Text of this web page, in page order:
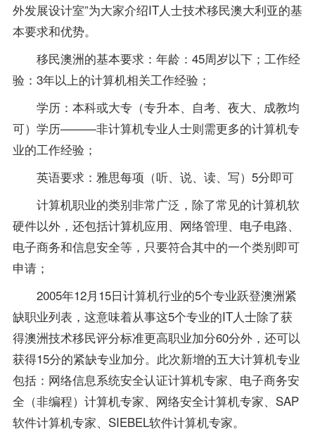
外发展设计室”为大家介绍IT人士技术移民澳大利亚的基
本要求和优势。
移民澳洲的基本要求：年龄：45周岁以下；工作经
验：3年以上的计算机相关工作经验；
学历：本科或大专（专升本、自考、夜大、成教均
可）学历———非计算机专业人士则需更多的计算机专
业的工作经验；
英语要求：雅思每项（听、说、读、写）5分即可
计算机职业的类别非常广泛，除了常见的计算机软
硬件以外，还包括计算机应用、网络管理、电子电路、
电子商务和信息安全等，只要符合其中的一个类别即可
申请；
2005年12月15日计算机行业的5个专业跃登澳洲紧
缺职业列表，这意味着从事这5个专业的IT人士除了获
得澳洲技术移民评分标准更高职业加分60分外，还可以
获得15分的紧缺专业加分。此次新增的五大计算机专业
包括：网络信息系统安全认证计算机专家、电子商务安
全（非编程）计算机专家、网络安全计算机专家、SAP
软件计算机专家、SIEBEL软件计算机专家。